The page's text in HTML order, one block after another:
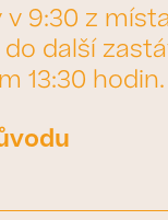
9:30 z místa
další
13:30 hodin.